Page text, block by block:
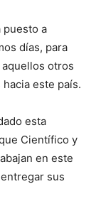
puesto a
días, para
otros
este país.
esta
Científico y
en este
sus